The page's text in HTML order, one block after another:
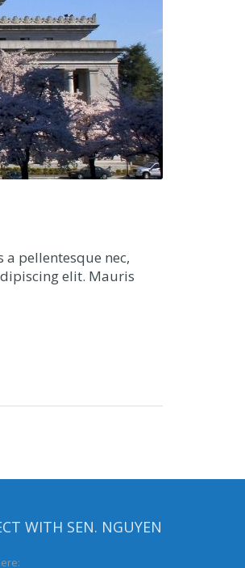
pellentesque nec,
elit. Mauris
WITH SEN. NGUYEN